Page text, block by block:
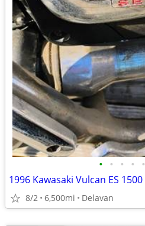
• • • • •
1996 Kawasaki Vulcan ES 1500
8/2 6,500mi Delavan